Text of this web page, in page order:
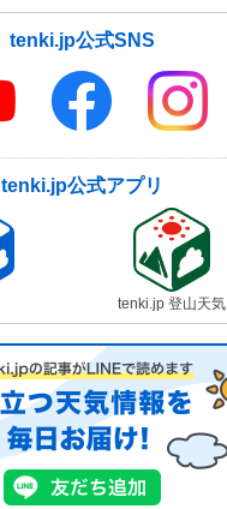
tenki.jp公式SNS
tenki.jp公式アプリ
tenki.jp 登山天気